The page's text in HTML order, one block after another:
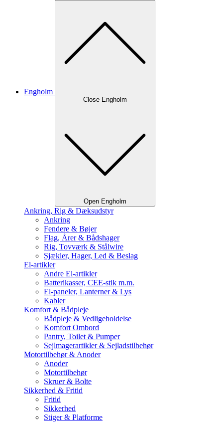
Engholm
Close Engholm
Open Engholm
Ankring, Rig & Dæksudstyr
Ankring
Fendere & Bøjer
Flag, Årer & Bådshager
Rig, Tovværk & Stålwire
Sjækler, Hager, Led & Beslag
El-artikler
Andre El-artikler
Batterikasser, CEE-stik m.m.
El-paneler, Lanterner & Lys
Kabler
Komfort & Bådpleje
Bådpleje & Vedligeholdelse
Komfort Ombord
Pantry, Toilet & Pumper
Sejlmagerartikler & Sejladstilbehør
Motortilbehør & Anoder
Anoder
Motortilbehør
Skruer & Bolte
Sikkerhed & Fritid
Fritid
Sikkerhed
Stiger & Platforme